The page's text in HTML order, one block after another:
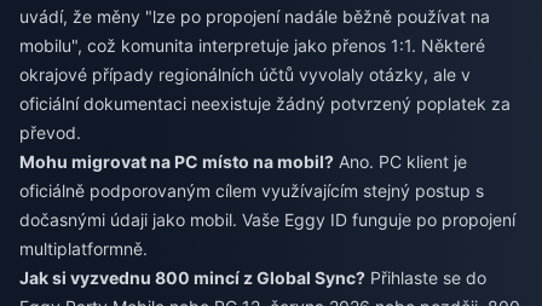
uvádí, že měny "lze po propojení nadále běžně používat na
mobilu", což komunita interpretuje jako přenos 1:1. Některé
okrajové případy regionálních účtů vyvolaly otázky, ale v
oficiální dokumentaci neexistuje žádný potvrzený poplatek za
převod.
Mohu migrovat na PC místo na mobil? Ano. PC klient je
oficiálně podporovaným cílem využívajícím stejný postup s
dočasnými údaji jako mobil. Vaše Eggy ID funguje po propojení
multiplatformně.
Jak si vyzvednu 800 mincí z Global Sync? Přihlaste se do